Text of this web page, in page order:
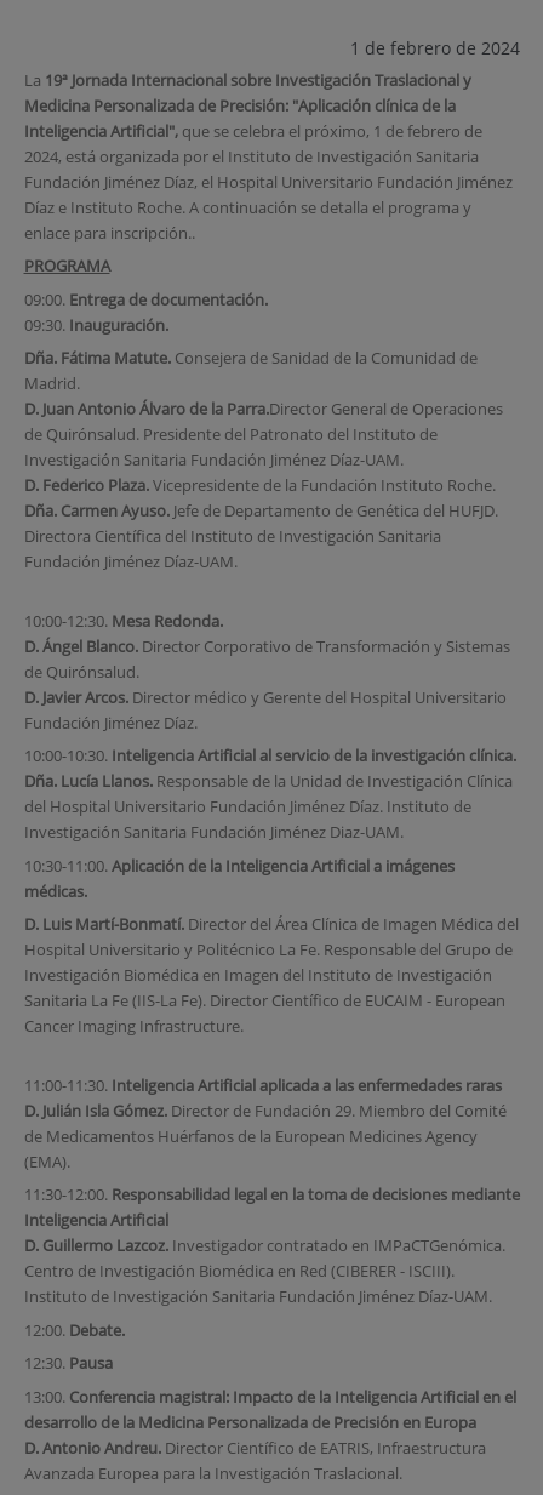
1 de febrero de 2024
La 19ª Jornada Internacional sobre Investigación Traslacional y
Medicina Personalizada de Precisión: "Aplicación clínica de la
Inteligencia Artificial",que se celebra el próximo, 1 de febrero de
2024, está organizada por el Instituto de Investigación Sanitaria
Fundación Jiménez Díaz, el Hospital Universitario Fundación Jiménez
Díaz e Instituto Roche. A continuación se detalla el programa y
enlace para inscripción..
PROGRAMA
09:00. Entrega de documentación.
09:30. Inauguración.
Dña. Fátima Matute. Consejera de Sanidad de la Comunidad de
Madrid.
D. Juan Antonio Álvaro de la Parra.Director General de Operaciones
de Quirónsalud. Presidente del Patronato del Instituto de
Investigación Sanitaria Fundación Jiménez Díaz-UAM.
D. Federico Plaza.Vicepresidente de la Fundación Instituto Roche.
Dña. Carmen Ayuso. Jefe de Departamento de Genética del HUFJD.
Directora Científica del Instituto de Investigación Sanitaria
Fundación Jiménez Díaz-UAM.
10:00-12:30. Mesa Redonda.
D. Ángel Blanco. Director Corporativo de Transformación y Sistemas
de Quirónsalud.
D. Javier Arcos. Director médico y Gerente del Hospital Universitario
Fundación Jiménez Díaz.
10:00-10:30. Inteligencia Artificial al servicio de la investigación clínica.
Dña. Lucía Llanos. Responsable de la Unidad de Investigación Clínica
del Hospital Universitario Fundación Jiménez Díaz. Instituto de
Investigación Sanitaria Fundación Jiménez Diaz-UAM.
10:30-11:00. Aplicación de la Inteligencia Artificial a imágenes
médicas.
D. Luis Martí-Bonmatí. Director del Área Clínica de Imagen Médica del
Hospital Universitario y Politécnico La Fe. Responsable del Grupo de
Investigación Biomédica en Imagen del Instituto de Investigación
Sanitaria La Fe (IIS-La Fe). Director Científico de EUCAIM - European
Cancer Imaging Infrastructure.
11:00-11:30. Inteligencia Artificial aplicada a las enfermedades raras
D. Julián Isla Gómez. Director de Fundación 29. Miembro del Comité
de Medicamentos Huérfanos de la European Medicines Agency
(EMA).
11:30-12:00. Responsabilidad legal en la toma de decisiones mediante
Inteligencia Artificial
D. Guillermo Lazcoz. Investigador contratado en IMPaCTGenómica.
Centro de Investigación Biomédica en Red (CIBERER - ISCIII).
Instituto de Investigación Sanitaria Fundación Jiménez Díaz-UAM.
12:00. Debate.
12:30. Pausa
13:00. Conferencia magistral: Impacto de la Inteligencia Artificial en el
desarrollo de la Medicina Personalizada de Precisión en Europa
D. Antonio Andreu. Director Científico de EATRIS, Infraestructura
Avanzada Europea para la Investigación Traslacional.